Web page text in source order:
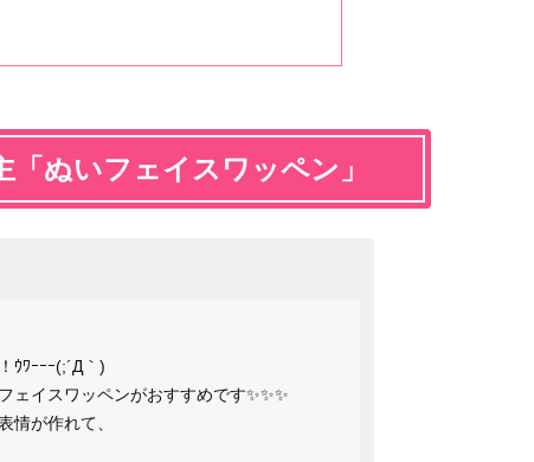
ぬいフェイスワッペン」
ｳﾜｰｰｰ(;´Д｀)
ェイスワッペンがおすすめです✨✨✨
情が作れて、